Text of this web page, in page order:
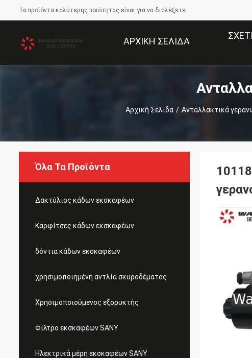
Τα προϊόντα καλύτερης ποιότητας είναι για να διαλέξετε
ΑΡΧΙΚΉ ΣΕΛΊΔΑ
Αρχική Σελίδα / Ανταλλακτικά
Όλα Τα Προϊόντα
Δακτύλιος κάδων εκσκαφέων
Καρφίτσες κάδων εκσκαφέων
δόντια κάδων εκσκαφέων
χρησιμοποιημένη αντλία σκυροδέματος
Χρησιμοποιούμενος εξορυκτής
Φίλτρο εκσκαφέων SANY
Ηλεκτρικά μέρη εκσκαφέων SANY